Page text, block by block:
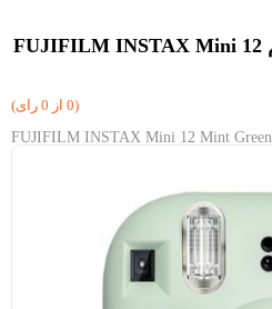
دوربین عکاسی فوجی فیلم FUJIFILM INSTAX Mini 12
(0 از 0 رای)
FUJIFILM INSTAX Mini 12 Mint Green